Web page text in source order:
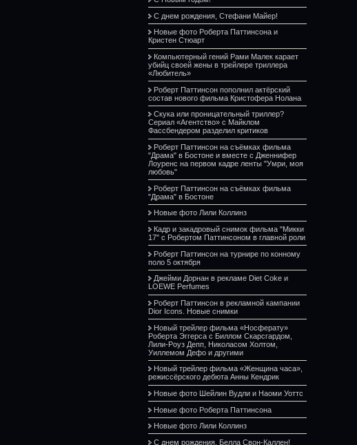
С днем рождения, Стефани Майер!
Новые фото Роберта Паттинсона и
Кристен Стюарт
Компьютерный гений Рами Малек карает
убийц своей жены в трейлере триллера
«Любитель»
Роберт Паттинсон пополнил актёрский
состав нового фильма Кристофера Нолана
Скука или проницательный триллер?
Сериал «Агентство» с Майклом
Фассбендером разделил критиков
Роберт Паттинсон на съёмках фильма
"Драма" в Бостоне и вместе с Дженнифер
Лоуренс на первом кадре ленты "Умри, моя
любовь"
Роберт Паттинсон на съёмках фильма
"Драма" в Бостоне
Новые фото Лили Коллинз
Кадр и закадровый снимок фильма "Микки
17" с Робертом Паттинсоном в главной роли
Роберт Паттинсон на турнире по конному
поло 5 октября
Джейми Дорнан в рекламе Diet Coke и
LOEWE Perfumes
Роберт Паттинсон в рекламной кампании
Dior Icons. Новые снимки
Новый трейлер фильма «Носферату»
Роберта Эггерса с Биллом Скарсгардом,
Лили-Роуз Депп, Николасом Холтом,
Уиллемом Дефо и другими
Новый трейлер фильма «Женщина часа»,
режиссёрского дебюта Анны Кендрик
Новые фото Шейлин Вудли и Наоми Уоттс
Новые фото Роберта Паттинсона
Новые фото Лили Коллинз
С днем рождения, Белла Свон-Каллен!